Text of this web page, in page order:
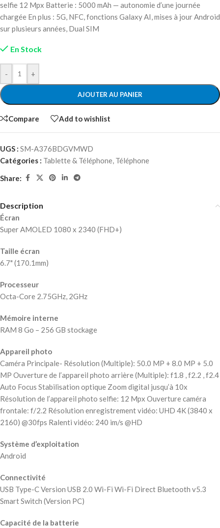
selfie 12 Mpx Batterie : 5000 mAh — autonomie d’une journée
chargée En plus : 5G, NFC, fonctions Galaxy AI, mises à jour Android
sur plusieurs années, Dual SIM
En Stock
- +
AJOUTER AU PANIER
Compare Add to wishlist
UGS : SM-A376BDGVMWD
Catégories : Tablette & Téléphone, Téléphone
Share:
Description
Écran
Super AMOLED 1080 x 2340 (FHD+)
Taille écran
6.7" (170.1mm)
Processeur
Octa-Core 2.75GHz, 2GHz
Mémoire interne
RAM 8 Go – 256 GB stockage
Appareil photo
Caméra Principale- Résolution (Multiple): 50.0 MP + 8.0 MP + 5.0
MP Ouverture de l’appareil photo arrière (Multiple): f1.8 , f2.2 , f2.4
Auto Focus Stabilisation optique Zoom digital jusqu’à 10x
Résolution de l’appareil photo selfie: 12 Mpx Ouverture caméra
frontale: f/2.2 Résolution enregistrement vidéo: UHD 4K (3840 x
2160) @30fps Ralenti vidéo: 240 im/s @HD
Système d’exploitation
Android
Connectivité
USB Type-C Version USB 2.0 Wi-Fi Wi-Fi Direct Bluetooth v5.3
Smart Switch (Version PC)
Capacité de la batterie